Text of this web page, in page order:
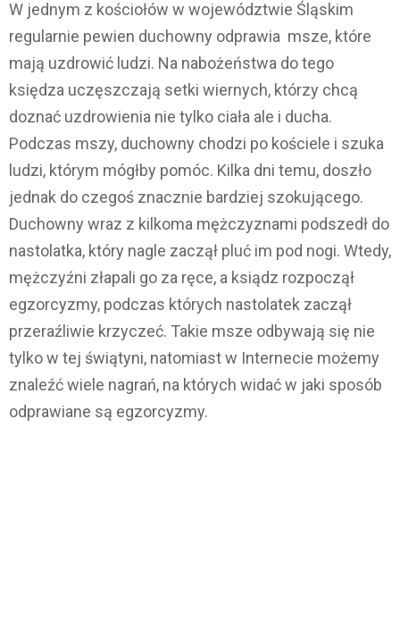
W jednym z kościołów w województwie Śląskim
regularnie pewien duchowny odprawia msze, które
mają uzdrowić ludzi. Na nabożeństwa do tego
księdza uczęszczają setki wiernych, którzy chcą
doznać uzdrowienia nie tylko ciała ale i ducha.
Podczas mszy, duchowny chodzi po kościele i szuka
ludzi, którym mógłby pomóc. Kilka dni temu, doszło
jednak do czegoś znacznie bardziej szokującego.
Duchowny wraz z kilkoma mężczyznami podszedł do
nastolatka, który nagle zaczął pluć im pod nogi. Wtedy,
mężczyźni złapali go za ręce, a ksiądz rozpoczął
egzorcyzmy, podczas których nastolatek zaczął
przeraźliwie krzyczeć. Takie msze odbywają się nie
tylko w tej świątyni, natomiast w Internecie możemy
znaleźć wiele nagrań, na których widać w jaki sposób
odprawiane są egzorcyzmy.